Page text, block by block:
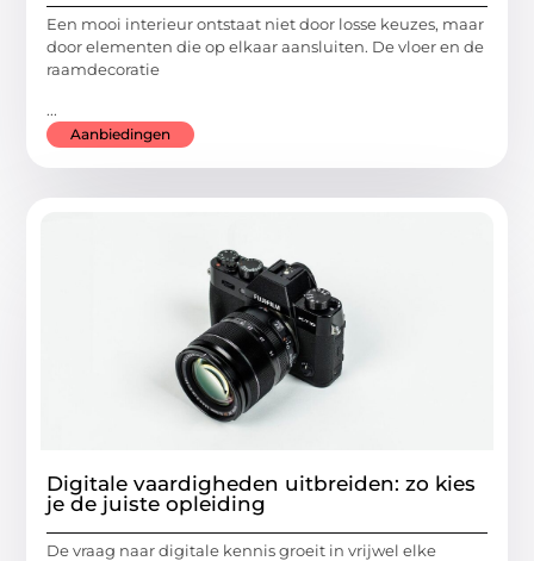
Een mooi interieur ontstaat niet door losse keuzes, maar
door elementen die op elkaar aansluiten. De vloer en de
raamdecoratie
...
Aanbiedingen
Digitale vaardigheden uitbreiden: zo kies
je de juiste opleiding
De vraag naar digitale kennis groeit in vrijwel elke